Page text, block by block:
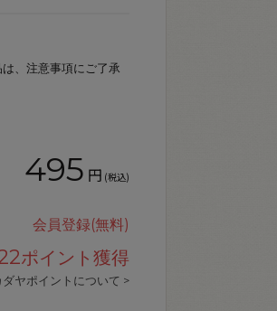
注意事項にご了承
495 円 (税込)
会員登録(無料)
ポイント獲得
ダヤポイントについて >